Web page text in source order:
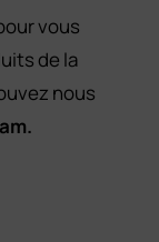
vous
de la
nous